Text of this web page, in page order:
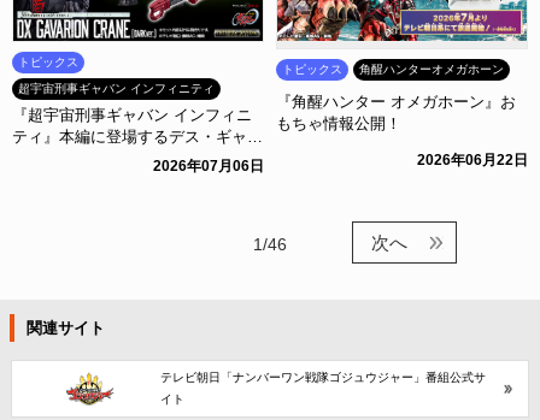
トピックス
超宇宙刑事ギャバン インフィニティ
『超宇宙刑事ギャバン インフィニ
ティ』本編に登場するデス・ギャバ
ンの新武装「DXギャバリオンクレ
2026年07月06日
トピックス 角醒ハンターオメガホーン
『角醒ハンター オメガホーン』お
もちゃ情報公開！
2026年06月22日
1/46 次へ
関連サイト
テレビ朝日「ナンバーワン戦隊ゴジュウジャー」番組公式サ
イト